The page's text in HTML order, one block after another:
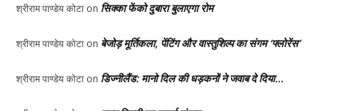
श्रीराम पाण्डेय कोटा on सिक्का फेंको दुबारा बुलाएगा रोम
श्रीराम पाण्डेय कोटा on बेजोड़ मूर्तिकला, पेंटिंग और वास्तुशिल्प का संगम ‘फ्लोरेंस’
श्रीराम पाण्डेय कोटा on डिज्नीलैंड: मानो दिल की धड़कनों ने जवाब दे दिया…